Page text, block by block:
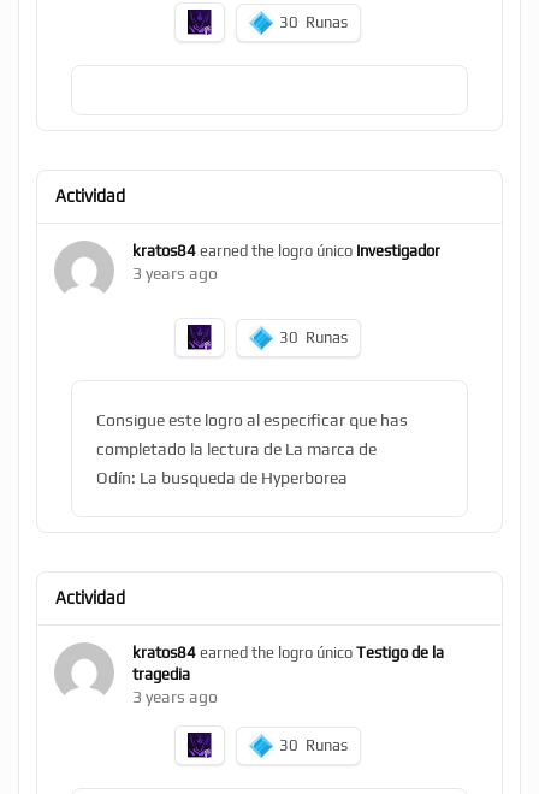
30 Runas
Actividad
kratos84 earned the logro único Investigador
3 years ago
30 Runas
Consigue este logro al especificar que has
completado la lectura de La marca de
Odín: La busqueda de Hyperborea
Actividad
kratos84 earned the logro único Testigo de la
tragedia
3 years ago
30 Runas